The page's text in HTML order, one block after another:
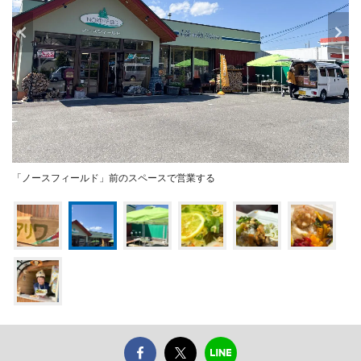
「ノースフィールド」前のスペースで営業する